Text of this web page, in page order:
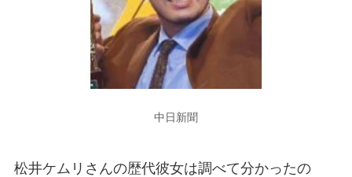
中日新聞
松井ケムリ さんの歴代彼女は調べて分かったの